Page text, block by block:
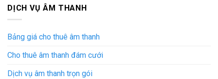
DỊCH VỤ ÂM THANH
Bảng giá cho thuê âm thanh
Cho thuê âm thanh đám cưới
Dịch vụ âm thanh trọn gói